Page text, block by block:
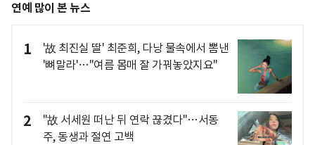
연예 많이 본 뉴스
1
'故 최진실 딸' 최준희, 다낭 물속에서 뽐낸
'뼈말라'…"여름 몸매 잘 가꿔놓았지요"
2
"故 서세원 떠난 뒤 연락 끊겼다"…서동
주, 동생과 절연 고백